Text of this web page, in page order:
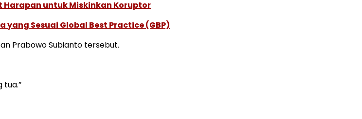
Harapan untuk Miskinkan Koruptor
Sesuai Global Best Practice (GBP)
Prabowo Subianto tersebut.
tua.”